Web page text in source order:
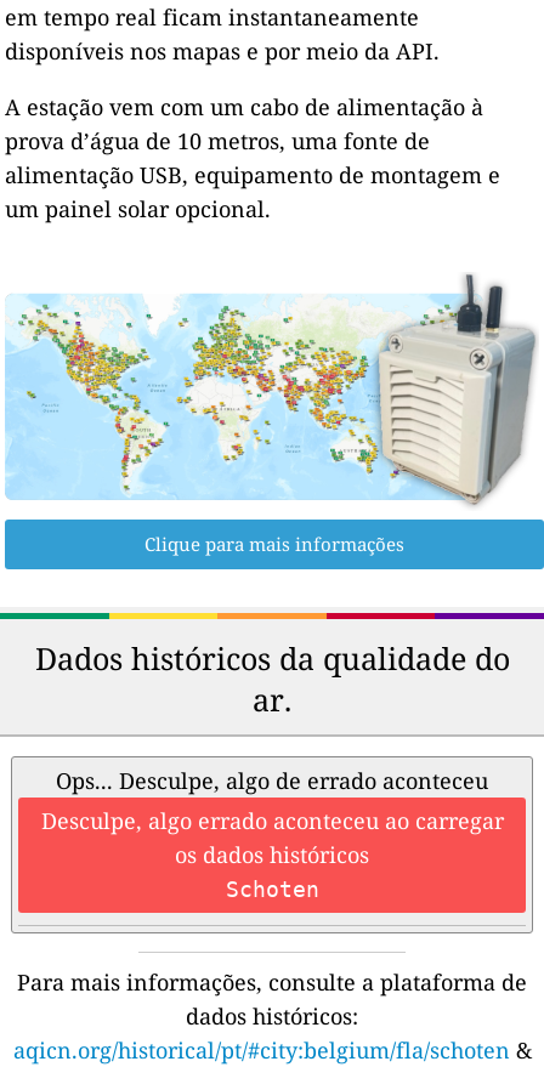
em tempo real ficam instantaneamente
disponíveis nos mapas e por meio da API.
A estação vem com um cabo de alimentação à
prova d’água de 10 metros, uma fonte de
alimentação USB, equipamento de montagem e
um painel solar opcional.
Clique para mais informações
Dados históricos da qualidade do
ar.
Ops... Desculpe, algo de errado aconteceu
Desculpe, algo errado aconteceu ao carregar
os dados históricos
Schoten
Para mais informações, consulte a plataforma de
dados históricos:
aqicn.org/historical/pt/#city:belgium/fla/schoten &